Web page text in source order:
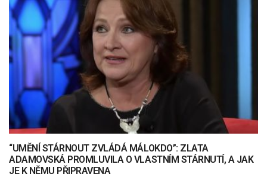
“UMĚNÍ STÁRNOUT ZVLÁDÁ MÁLOKDO”: ZLATA
ADAMOVSKÁ PROMLUVILA O VLASTNÍM STÁRNUTÍ, A JAK
JE K NĚMU PŘIPRAVENA